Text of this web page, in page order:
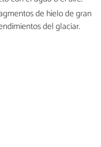
de hielo de gran
del glaciar.